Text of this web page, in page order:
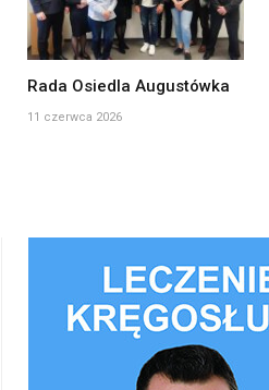
Rada Osiedla Augustówka
11 czerwca 2026